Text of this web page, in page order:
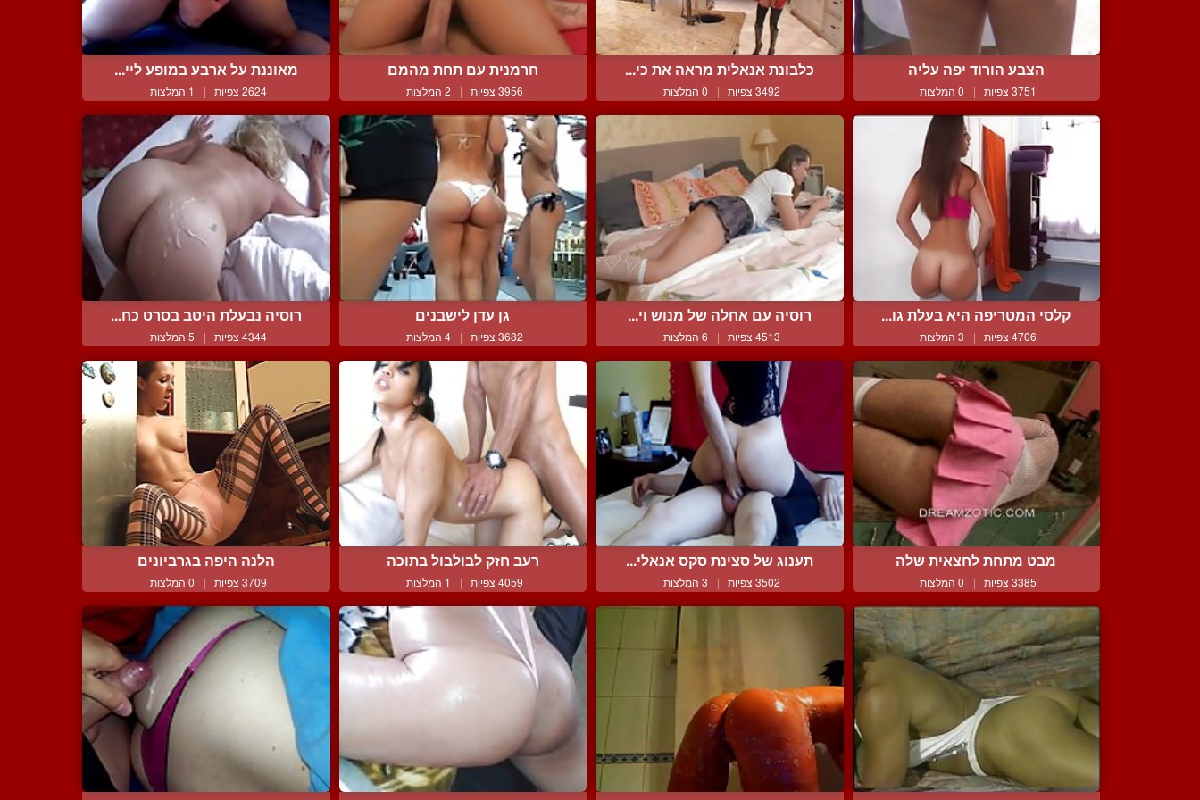
הצבע הורוד יפה עליה
3751 צפיות | 0 המלצות
כלבונת אנאלית מראה את כי...
3492 צפיות | 0 המלצות
חרמנית עם תחת מהמם
3956 צפיות | 2 המלצות
מאוננת על ארבע במופע ליי...
2624 צפיות | 1 המלצות
קלסי המטריפה היא בעלת גו...
4706 צפיות | 3 המלצות
רוסיה עם אחלה של מנוש וי...
4513 צפיות | 6 המלצות
גן עדן לישבנים
3682 צפיות | 4 המלצות
רוסיה נבעלת היטב בסרט כח...
4344 צפיות | 5 המלצות
מבט מתחת לחצאית שלה
3385 צפיות | 0 המלצות
תענוג של סצינת סקס אנאלי...
3502 צפיות | 3 המלצות
רעב חזק לבולבול בתוכה
4059 צפיות | 1 המלצות
הלנה היפה בגרביונים
3709 צפיות | 0 המלצות